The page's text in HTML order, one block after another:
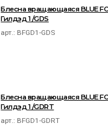
Блесна вращающаяся BLUE
Гилдэд 1 /GDS
арт.: BFGD1-GDS
Блесна вращающаяся BLUE
Гилдэд 1 /GDRT
арт.: BFGD1-GDRT